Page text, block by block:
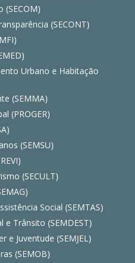
(SECOM)
(SECONT)
Urbano e Habitação
(SEMMA)
(PROGER)
(SEMSU)
(SECULT)
Social (SEMTAS)
e Trânsito (SEMDEST)
e Juventude (SEMJEL)
(SEMOB)